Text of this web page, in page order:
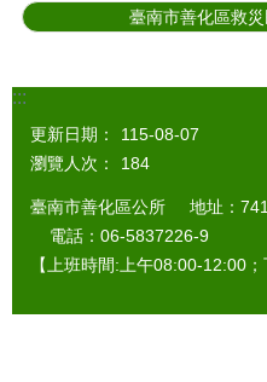
臺南市善化區救災
:::
更新日期：
115-08-07
瀏覽人次：
184
臺南市善化區公所 地址：
電話：06-5837226-9
【上班時間:上午08:00-12:00